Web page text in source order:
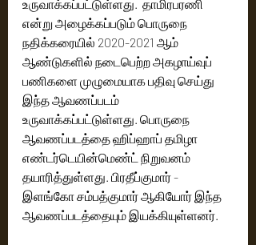
உருவாக்கப்பட்டுள்ளது.  தாமிரபரணி
என்று அழைக்கப்படும் பொருநை
நதிக்கரையில் 2020-2021 ஆம்
ஆண்டுகளில் நடைபெற்ற அகழாய்வுப்
பணிகளை முழுமையாக பதிவு செய்து
இந்த ஆவணப்படம்
உருவாக்கப்பட்டுள்ளது. பொருநை
ஆவணப்படத்தை ஹிப்ஹாப் தமிழா
எண்டர்டெயின்மெண்ட் நிறுவனம்
தயாரித்துள்ளது. பிரதீப்குமார் -
இளங்கோ சம்பத்குமார் ஆகியோர் இந்த
ஆவணப்படத்தையும் இயக்கியுள்ளனர்.